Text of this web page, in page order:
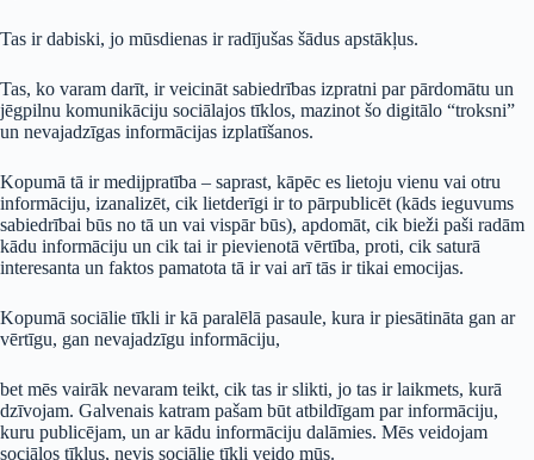
Tas ir dabiski, jo mūsdienas ir radījušas šādus apstākļus.
Tas, ko varam darīt, ir veicināt sabiedrības izpratni par pārdomātu un
jēgpilnu komunikāciju sociālajos tīklos, mazinot šo digitālo “troksni”
un nevajadzīgas informācijas izplatīšanos.
Kopumā tā ir medijpratība – saprast, kāpēc es lietoju vienu vai otru
informāciju, izanalizēt, cik lietderīgi ir to pārpublicēt (kāds ieguvums
sabiedrībai būs no tā un vai vispār būs), apdomāt, cik bieži paši radām
kādu informāciju un cik tai ir pievienotā vērtība, proti, cik saturā
interesanta un faktos pamatota tā ir vai arī tās ir tikai emocijas.
Kopumā sociālie tīkli ir kā paralēlā pasaule, kura ir piesātināta gan ar
vērtīgu, gan nevajadzīgu informāciju,
bet mēs vairāk nevaram teikt, cik tas ir slikti, jo tas ir laikmets, kurā
dzīvojam. Galvenais katram pašam būt atbildīgam par informāciju,
kuru publicējam, un ar kādu informāciju dalāmies. Mēs veidojam
sociālos tīklus, nevis sociālie tīkli veido mūs.